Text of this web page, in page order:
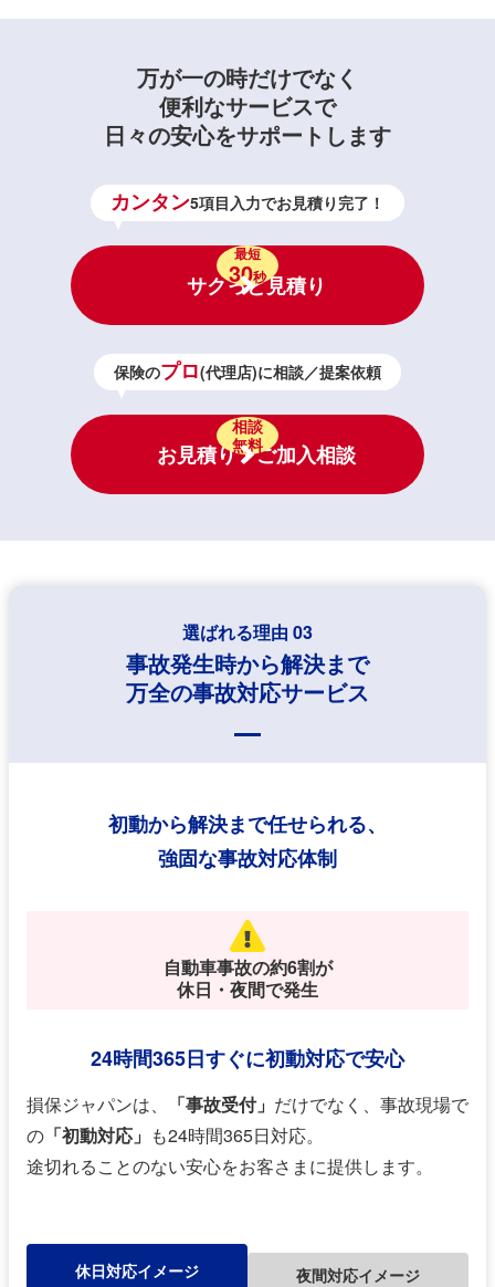
万が一の時だけでなく
便利なサービスで
日々の安心をサポートします
カンタン5項目入力でお見積り完了！
最短
30秒
サクっと見積り
保険のプロ(代理店)に相談／提案依頼
相談
無料
お見積り・ご加入相談
選ばれる理由 03
事故発生時から解決まで
万全の事故対応サービス
初動から解決まで任せられる、
強固な事故対応体制
自動車事故の約6割が
休日・夜間で発生
24時間365日すぐに初動対応で安心
損保ジャパンは、 「事故受付」 だけでなく、事故現場で
の 「初動対応」 も24時間365日対応。
途切れることのない安心をお客さまに提供します。
休日対応イメージ 夜間対応イメージ